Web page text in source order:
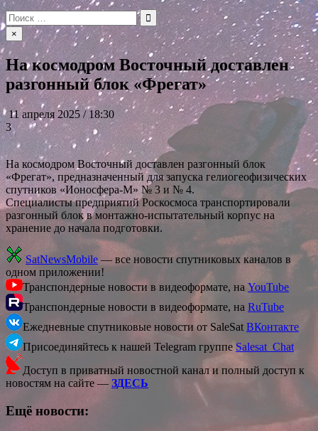
Искать:
×
На космодром Восточный доставлен
разгонный блок «Фрегат»
11 апреля 2025 / 18:30
3
На космодром Восточный доставлен разгонный блок
«Фрегат», предназначенный для запуска гелиогеофизических
спутников «Ионосфера-М» № 3 и № 4.
Специалисты предприятий Роскосмоса транспортировали
разгонный блок в монтажно-испытательный корпус на
хранение до начала подготовки.
SatNewsMobile — все новости спутниковых каналов в
одном приложении!
Транспондерные новости в видеоформате, на YouTube
Транспондерные новости в видеоформате, на RuTube
Ежедневные спутниковые новости от SaleSat ВКонтакте
Присоединяйтесь к нашей Telegram группеSalesat_Chat
Доступ в приватный новостной канал и полный доступ к
новостям на сайте — ЗДЕСЬ
Ещё новости: